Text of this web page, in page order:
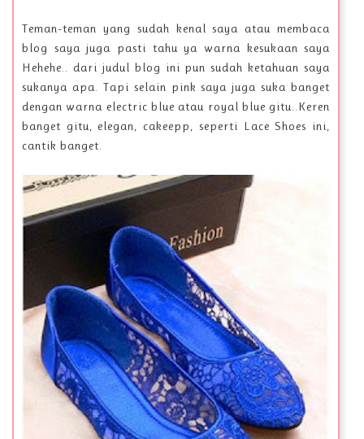
Teman-teman yang sudah kenal saya atau membaca
blog saya juga pasti tahu ya warna kesukaan saya
Hehehe.. dari judul blog ini pun sudah ketahuan saya
sukanya apa. Tapi selain pink saya juga suka banget
dengan warna electric blue atau royal blue gitu..Keren
banget gitu, elegan, cakeepp, seperti Lace Shoes ini,
cantik banget.